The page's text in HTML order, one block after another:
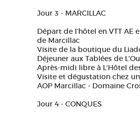
Jour 3 - MARCILLAC
Départ de l'hôtel en VTT AE
de Marcillac
Visite de la boutique du
Déjeuner aux Tablées de
Après-midi libre à L'Hôtel
Visite et dégustation chez
AOP Marcillac - Domaine
Jour 4 - CONQUES